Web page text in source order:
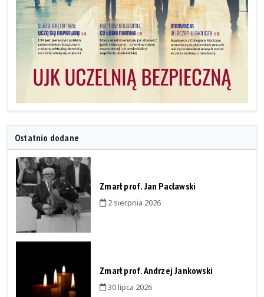
Ostatnio dodane
Zmarł prof. Jan Pacławski
2 sierpnia 2026
Zmarł prof. Andrzej Jankowski
30 lipca 2026